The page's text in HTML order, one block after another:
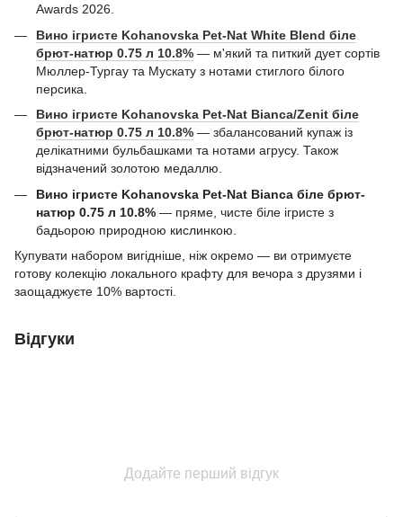
Awards 2026.
Вино ігристе Kohanovska Pet-Nat White Blend біле
брют-натюр 0.75 л 10.8% — м'який та питкий дует сортів
Мюллер-Тургау та Мускату з нотами стиглого білого
персика.
Вино ігристе Kohanovska Pet-Nat Bianca/Zenit біле
брют-натюр 0.75 л 10.8% — збалансований купаж із
делікатними бульбашками та нотами агрусу. Також
відзначений золотою медаллю.
Вино ігристе Kohanovska Pet-Nat Bianca біле брют-
натюр 0.75 л 10.8% — пряме, чисте біле ігристе з
бадьорою природною кислинкою.
Купувати набором вигідніше, ніж окремо — ви отримуєте
готову колекцію локального крафту для вечора з друзями і
заощаджуєте 10% вартості.
Відгуки
Додайте перший відгук